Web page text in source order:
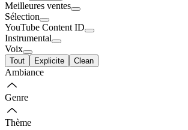
Meilleures ventes
Sélection
YouTube Content ID
Instrumental
Voix
Tout Explicite Clean
Ambiance
Genre
Thème